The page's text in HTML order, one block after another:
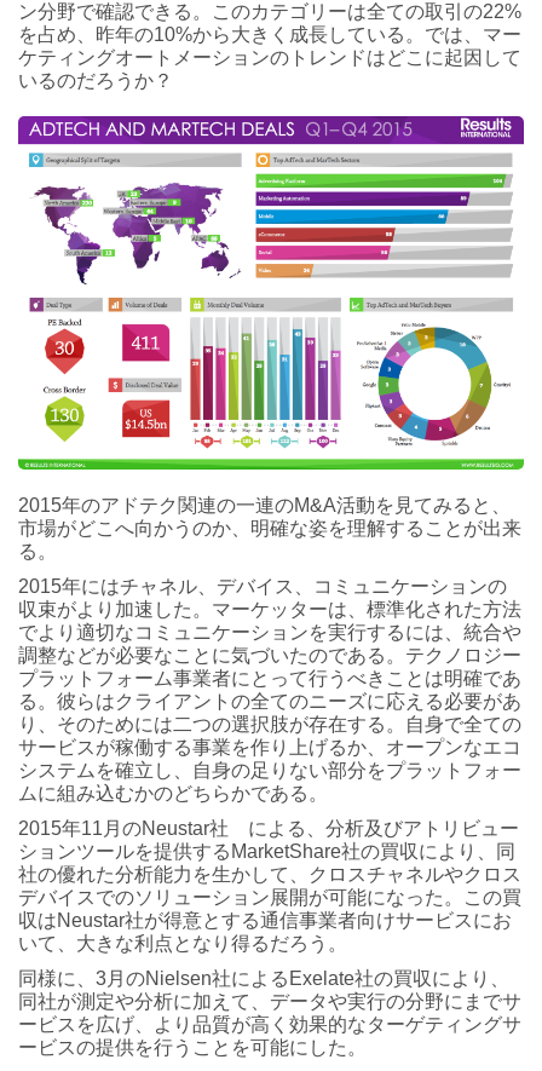
ン分野で確認できる。このカテゴリーは全ての取引の22%
を占め、昨年の10%から大きく成長している。では、マー
ケティングオートメーションのトレンドはどこに起因して
いるのだろうか？
2015年のアドテク関連の一連のM&A活動を見てみると、
市場がどこへ向かうのか、明確な姿を理解することが出来
る。
2015年にはチャネル、デバイス、コミュニケーションの
収束がより加速した。マーケッターは、標準化された方法
でより適切なコミュニケーションを実行するには、統合や
調整などが必要なことに気づいたのである。テクノロジー
プラットフォーム事業者にとって行うべきことは明確であ
る。彼らはクライアントの全てのニーズに応える必要があ
り、そのためには二つの選択肢が存在する。自身で全ての
サービスが稼働する事業を作り上げるか、オープンなエコ
システムを確立し、自身の足りない部分をプラットフォー
ムに組み込むかのどちらかである。
2015年11月のNeustar社 による、分析及びアトリビュー
ションツールを提供するMarketShare社の買収により、同
社の優れた分析能力を生かして、クロスチャネルやクロス
デバイスでのソリューション展開が可能になった。この買
収はNeustar社が得意とする通信事業者向けサービスにお
いて、大きな利点となり得るだろう。
同様に、3月のNielsen社によるExelate社の買収により、
同社が測定や分析に加えて、データや実行の分野にまでサ
ービスを広げ、より品質が高く効果的なターゲティングサ
ービスの提供を行うことを可能にした。